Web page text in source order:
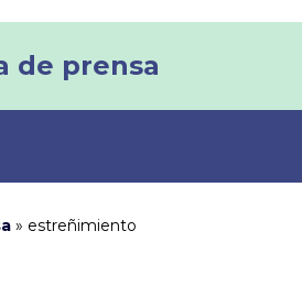
de prensa
» estreñimiento